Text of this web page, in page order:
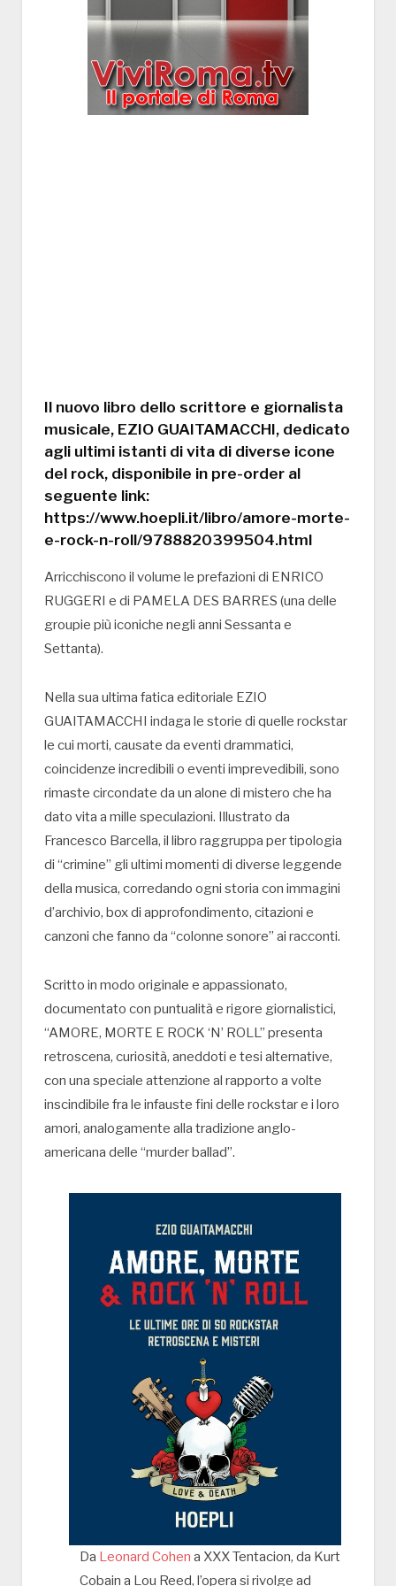
Il nuovo libro dello scrittore e giornalista
musicale, EZIO GUAITAMACCHI, dedicato
agli ultimi istanti di vita di diverse icone
del rock, disponibile in pre-order al
seguente link:
https://www.hoepli.it/libro/amore-morte-
e-rock-n-roll/9788820399504.html
Arricchiscono il volume le prefazioni di ENRICO
RUGGERI e di PAMELA DES BARRES (una delle
groupie più iconiche negli anni Sessanta e
Settanta).
Nella sua ultima fatica editoriale EZIO
GUAITAMACCHI indaga le storie di quelle rockstar
le cui morti, causate da eventi drammatici,
coincidenze incredibili o eventi imprevedibili, sono
rimaste circondate da un alone di mistero che ha
dato vita a mille speculazioni. Illustrato da
Francesco Barcella, il libro raggruppa per tipologia
di “crimine” gli ultimi momenti di diverse leggende
della musica, corredando ogni storia con immagini
d’archivio, box di approfondimento, citazioni e
canzoni che fanno da “colonne sonore” ai racconti.
Scritto in modo originale e appassionato,
documentato con puntualità e rigore giornalistici,
“AMORE, MORTE E ROCK ‘N’ ROLL” presenta
retroscena, curiosità, aneddoti e tesi alternative,
con una speciale attenzione al rapporto a volte
inscindibile fra le infauste fini delle rockstar e i loro
amori, analogamente alla tradizione anglo-
americana delle “murder ballad”.
Da Leonard Cohen a XXX Tentacion, da Kurt
Cobain a Lou Reed, l’opera si rivolge ad